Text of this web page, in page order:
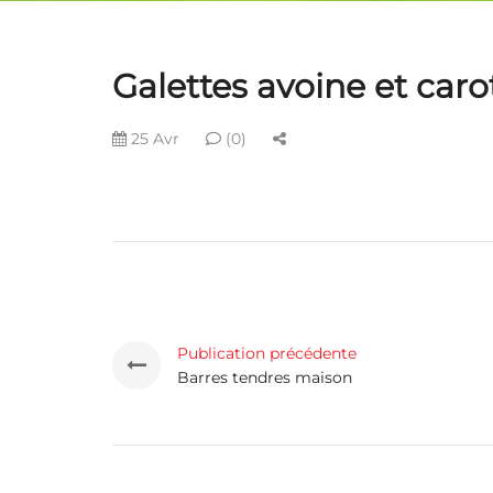
Galettes avoine et
25 Avr (0)
Publication précédente
Barres tendres maison